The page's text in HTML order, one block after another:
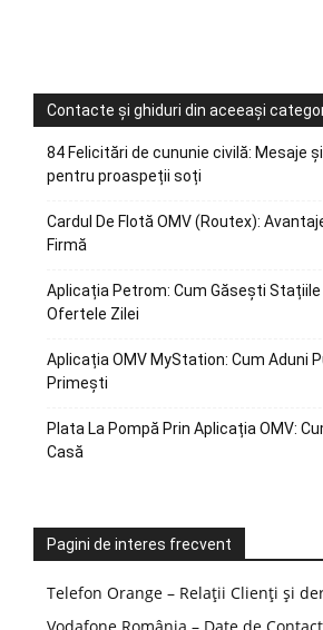
Contacte și ghiduri din aceeași
84 Felicitări de cununie civilă: Mesaje
pentru proaspeții soți
Cardul De Flotă OMV (Routex):
Firmă
Aplicația Petrom: Cum Găsești
Ofertele Zilei
Aplicația OMV MyStation: Cum Aduni
Primești
Plata La Pompă Prin Aplicația OMV:
Casă
Pagini de interes frecvent
Telefon Orange – Relații Clienți și